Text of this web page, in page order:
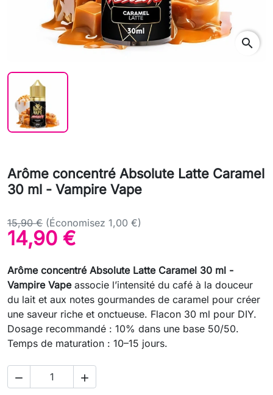
search
Arôme concentré Absolute Latte Caramel
30 ml - Vampire Vape
15,90 € (Économisez 1,00 €)
14,90 €
Arôme concentré Absolute Latte Caramel 30 ml -
Vampire Vapeassocie l’intensité du café à la douceur
du lait et aux notes gourmandes de caramel pour créer
une saveur riche et onctueuse. Flacon 30 ml pour DIY.
Dosage recommandé : 10% dans une base 50/50.
Temps de maturation : 10–15 jours.
 